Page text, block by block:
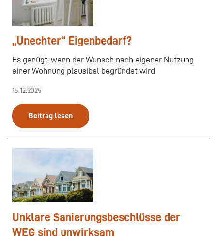
„Unechter“ Eigenbedarf?
Es genügt, wenn der Wunsch nach eigener Nutzung
einer Wohnung plausibel begründet wird
15.12.2025
Beitrag lesen
Unklare Sanierungsbeschlüsse der
WEG sind unwirksam